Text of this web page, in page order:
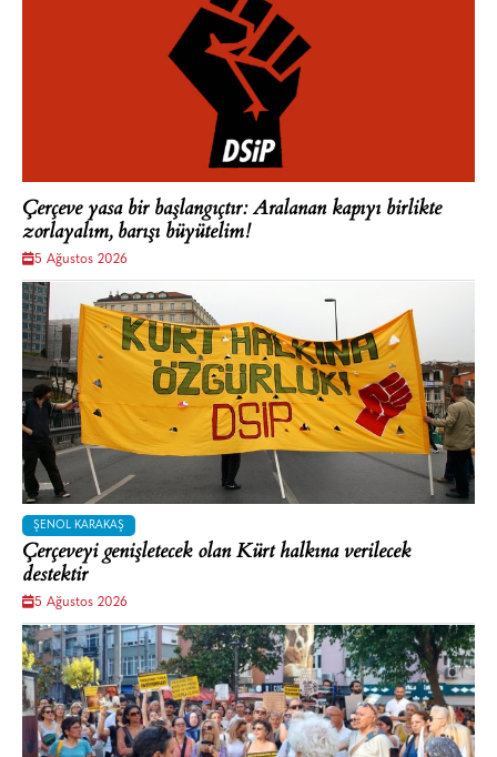
Çerçeve yasa bir başlangıçtır: Aralanan kapıyı birlikte
zorlayalım, barışı büyütelim!
5 Ağustos 2026
ŞENOL KARAKAŞ
Çerçeveyi genişletecek olan Kürt halkına verilecek
destektir
5 Ağustos 2026